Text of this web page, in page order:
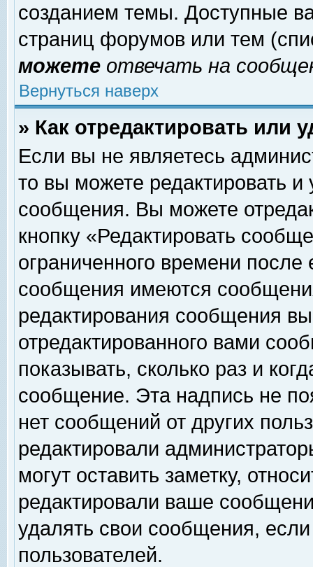
созданием темы. Доступные
страниц форумов или тем
можете отвечать на
Вернуться наверх
» Как отредактировать или
Если вы не являетесь
то вы можете редактировать и
сообщения. Вы можете
кнопку «Редактировать
ограниченного времени
сообщения имеются
редактирования сообщения
отредактированного вами
показывать, сколько раз и
сообщение. Эта надпись не
нет сообщений от других
редактировали
могут оставить заметку,
редактировали ваше
удалять свои сообщения,
пользователей.